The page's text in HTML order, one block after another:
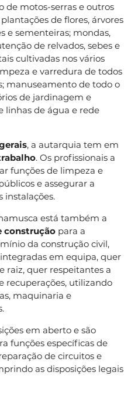
de motos-serras e outros
de flores, árvores
e sementeiras; mondas,
de relvados, sebes e
cultivadas nos vários
e varredura de todos
manuseamento de todo o
de jardinagem e
linhas de água e rede
, a autarquia tem em
. Os profissionais a
funções de limpeza e
e assegurar a
instalações.
está também a
construção para a
da construção civil,
em equipa, quer
raiz, quer respeitantes a
recuperações, utilizando
maquinaria e
em aberto e são
funções específicas de
de circuitos e
as disposições legais